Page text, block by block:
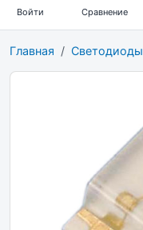
Войти Сравнение
Главная Светодиоды